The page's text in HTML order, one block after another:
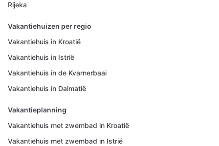
Rijeka
Vakantiehuizen per regio
Vakantiehuis in Kroatië
Vakantiehuis in Istrië
Vakantiehuis in de Kvarnerbaai
Vakantiehuis in Dalmatië
Vakantieplanning
Vakantiehuis met zwembad in Kroatië
Vakantiehuis met zwembad in Istrië